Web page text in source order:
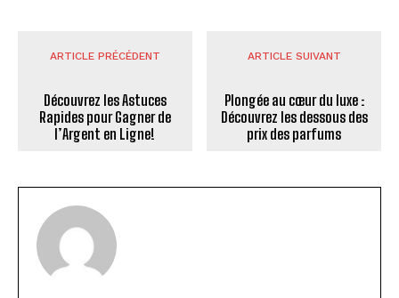
ARTICLE PRÉCÉDENT
Découvrez les Astuces
Rapides pour Gagner de
l’Argent en Ligne!
ARTICLE SUIVANT
Plongée au cœur du luxe :
Découvrez les dessous des
prix des parfums